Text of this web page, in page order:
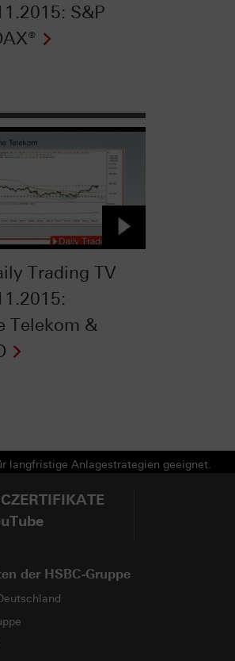
S&P
Trading TV
Telekom &
langfristige Anlagestrategien geeignet.
der HSBC-Gruppe